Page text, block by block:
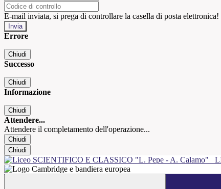
E-mail inviata, si prega di controllare la casella di posta elettronica!
Errore
Chiudi
Successo
Chiudi
Informazione
Chiudi
Attendere...
Attendere il completamento dell'operazione...
Chiudi
Chiudi